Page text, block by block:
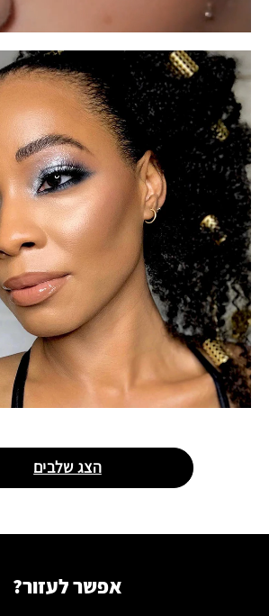
הצג שלבים
אפשר לעזור?